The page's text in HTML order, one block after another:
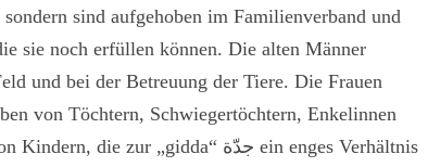
sind aufgehoben im Familienverband und
sie noch erfüllen können. Die alten Männer
und bei der Betreuung der Tiere. Die Frauen
von Töchtern, Schwiegertöchtern, Enkelinnen
Kindern, die zur „gidda“
ein enges Verhältnis